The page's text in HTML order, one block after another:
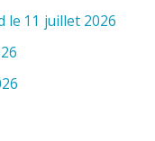
le 11 juillet 2026